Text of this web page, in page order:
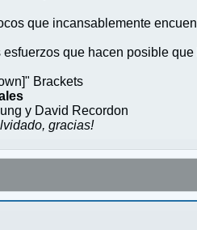
que incansablemente
que hacen posible
Brackets
y David Recordon
gracias!